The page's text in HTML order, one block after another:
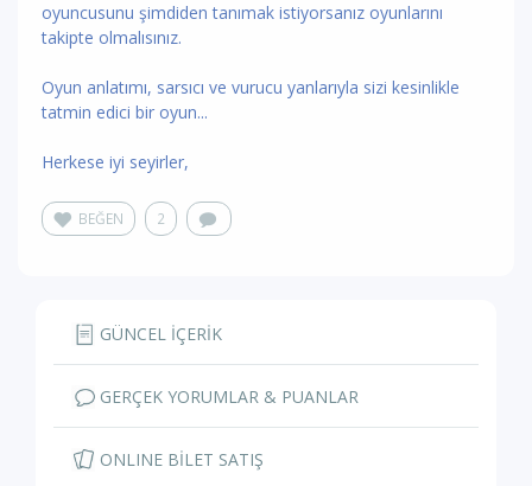
oyuncusunu şimdiden tanımak istiyorsanız oyunlarını
takipte olmalısınız.
Oyun anlatımı, sarsıcı ve vurucu yanlarıyla sizi kesinlikle
tatmin edici bir oyun...
Herkese iyi seyirler,
BEĞEN 2
GÜNCEL İÇERİK
GERÇEK YORUMLAR & PUANLAR
ONLINE BİLET SATIŞ